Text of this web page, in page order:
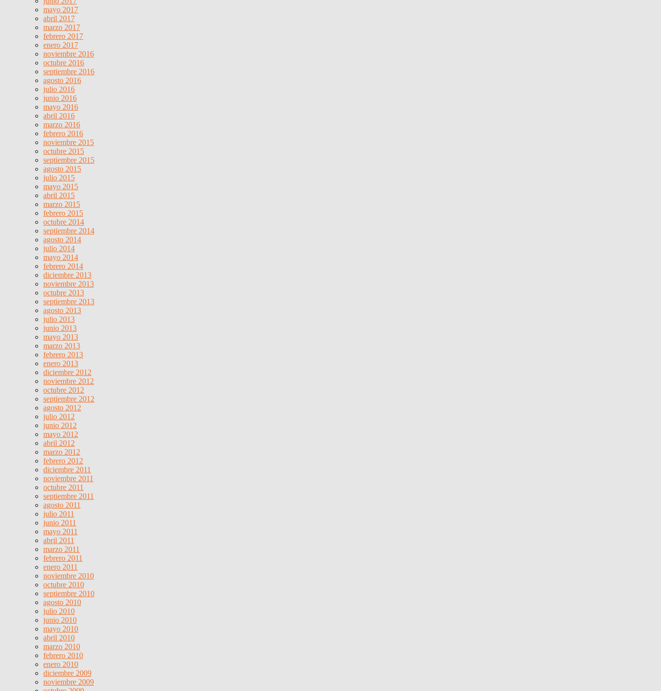
mayo 2017
abril 2017
marzo 2017
febrero 2017
enero 2017
noviembre 2016
octubre 2016
septiembre 2016
agosto 2016
julio 2016
junio 2016
mayo 2016
abril 2016
marzo 2016
febrero 2016
noviembre 2015
octubre 2015
septiembre 2015
agosto 2015
julio 2015
mayo 2015
abril 2015
marzo 2015
febrero 2015
octubre 2014
septiembre 2014
agosto 2014
julio 2014
mayo 2014
febrero 2014
diciembre 2013
noviembre 2013
octubre 2013
septiembre 2013
agosto 2013
julio 2013
junio 2013
mayo 2013
marzo 2013
febrero 2013
enero 2013
diciembre 2012
noviembre 2012
octubre 2012
septiembre 2012
agosto 2012
julio 2012
junio 2012
mayo 2012
abril 2012
marzo 2012
febrero 2012
diciembre 2011
noviembre 2011
octubre 2011
septiembre 2011
agosto 2011
julio 2011
junio 2011
mayo 2011
abril 2011
marzo 2011
febrero 2011
enero 2011
noviembre 2010
octubre 2010
septiembre 2010
agosto 2010
julio 2010
junio 2010
mayo 2010
abril 2010
marzo 2010
febrero 2010
enero 2010
diciembre 2009
noviembre 2009